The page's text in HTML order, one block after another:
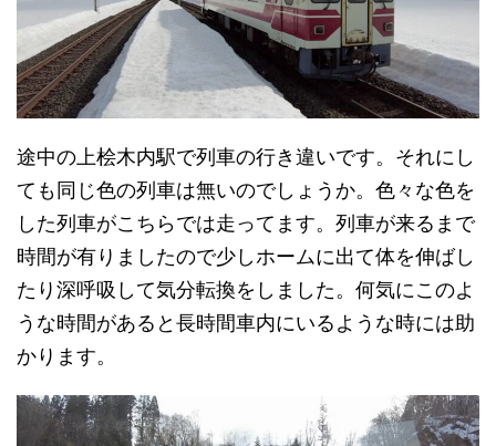
途中の上桧木内駅で列車の行き違いです。それにし
ても同じ色の列車は無いのでしょうか。色々な色を
した列車がこちらでは走ってます。列車が来るまで
時間が有りましたので少しホームに出て体を伸ばし
たり深呼吸して気分転換をしました。何気にこのよ
うな時間があると長時間車内にいるような時には助
かります。